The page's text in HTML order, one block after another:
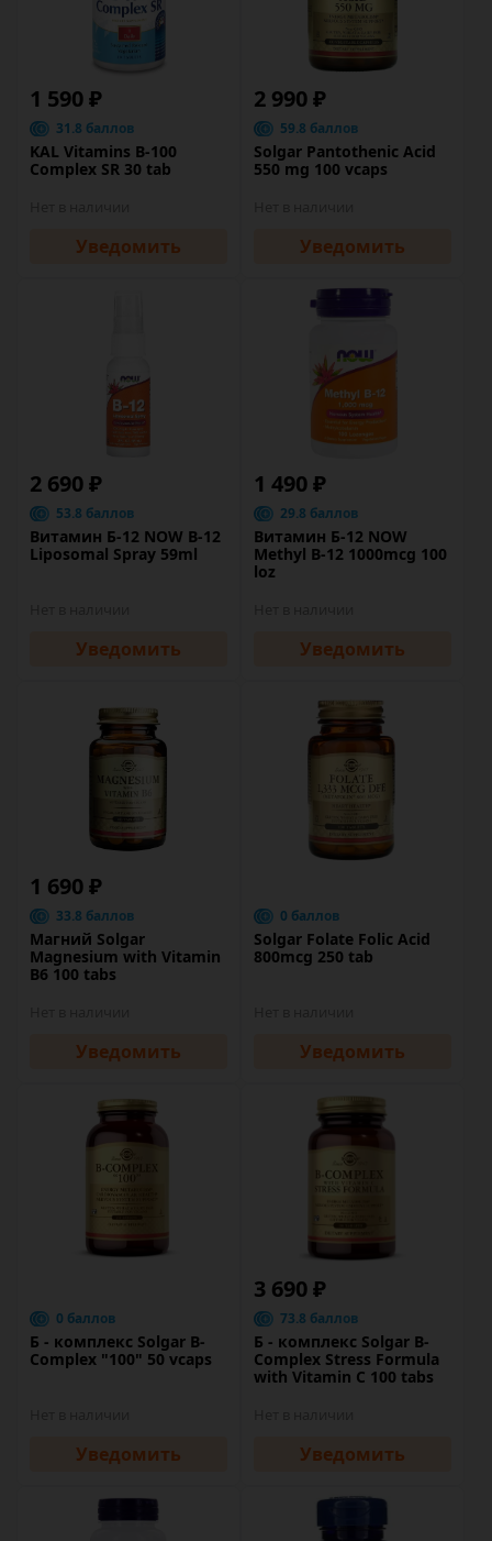
1 590 ₽
31.8 баллов
KAL Vitamins B-100
Complex SR 30 tab
Уведомить
2 990 ₽
59.8 баллов
Solgar Pantothenic Acid
550 mg 100 vcaps
Уведомить
2 690 ₽
53.8 баллов
Витамин Б-12 NOW B-12
Liposomal Spray 59ml
Уведомить
1 490 ₽
29.8 баллов
Витамин Б-12 NOW
Methyl B-12 1000mcg 100
loz
Уведомить
1 690 ₽
33.8 баллов
Магний Solgar
Magnesium with Vitamin
B6 100 tabs
Уведомить
0 баллов
Solgar Folate Folic Acid
800mcg 250 tab
Уведомить
0 баллов
Б - комплекс Solgar B-
Complex "100" 50 vcaps
Уведомить
3 690 ₽
73.8 баллов
Б - комплекс Solgar B-
Complex Stress Formula
with Vitamin C 100 tabs
Уведомить